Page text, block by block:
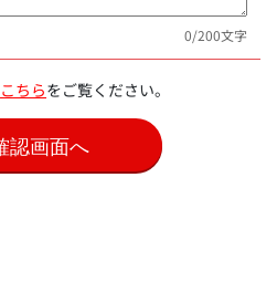
0/200文字
こちらをご覧ください。